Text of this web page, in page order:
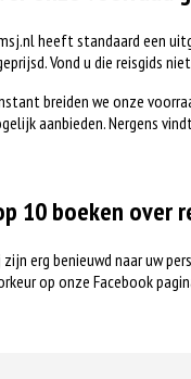
heeft standaard een
Vond u die reisgids
breiden we onze
aanbieden. Nergens
10 boeken over
zijn erg benieuwd naar uw
op onze Facebook